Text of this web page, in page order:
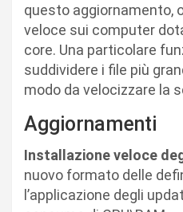
questo aggiornamento,
veloce sui computer
core. Una particolare
suddividere i file più
modo da velocizzare la
Aggiornamenti
Installazione veloce
nuovo formato delle
l’applicazione degli